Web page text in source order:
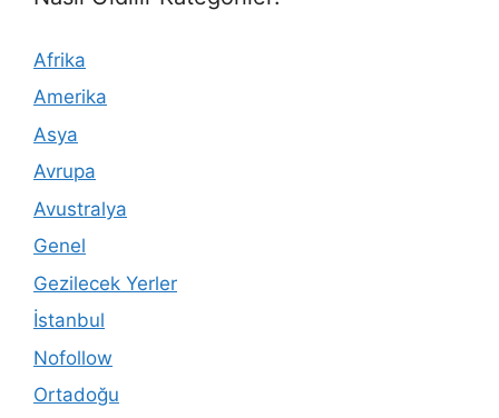
Afrika
Amerika
Asya
Avrupa
Avustralya
Genel
Gezilecek Yerler
İstanbul
Nofollow
Ortadoğu